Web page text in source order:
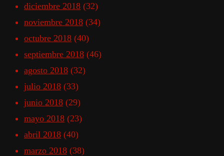
diciembre 2018 (32)
noviembre 2018 (34)
octubre 2018 (40)
septiembre 2018 (46)
agosto 2018 (32)
julio 2018 (33)
junio 2018 (29)
mayo 2018 (23)
abril 2018 (40)
marzo 2018 (38)